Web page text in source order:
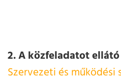
2. A közfeladatot ellátó
Szervezeti és működési